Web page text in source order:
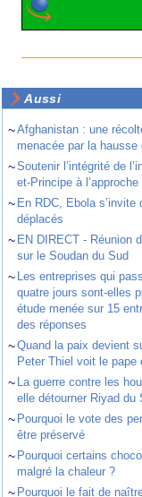
Aussi
~Afghanistan : une
menacée par la
~Soutenir l’intégrité de
et-Principe à
~ En RDC, Ebola
déplacés
~ EN DIRECT - Réunion
sur le Soudan du Sud
~ Les entreprises qui
quatre jours sont-elles
étude menée sur 15
des réponses
~Quand la paix devient
Peter Thiel voit le pape
~ La guerre contre les
elle détourner Riyad du
~ Pourquoi le vote des
être préservé
~ Pourquoi certains
malgré la chaleur ?
~ Pourquoi le fait de